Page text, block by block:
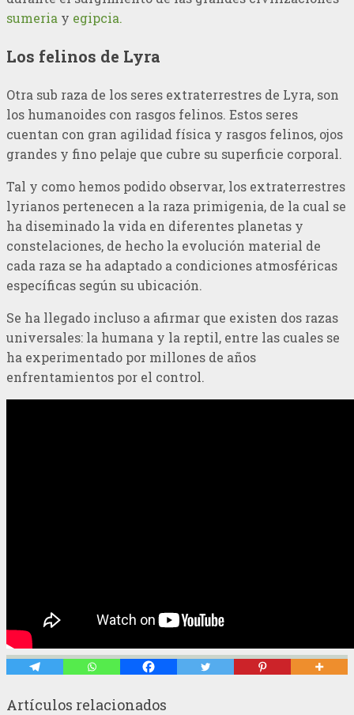
sumeria y egipcia.
Los felinos de Lyra
Otra sub raza de los seres extraterrestres de Lyra, son
los humanoides con rasgos felinos. Estos seres
cuentan con gran agilidad física y rasgos felinos, ojos
grandes y fino pelaje que cubre su superficie corporal.
Tal y como hemos podido observar, los extraterrestres
lyrianos pertenecen a la raza primigenia, de la cual se
ha diseminado la vida en diferentes planetas y
constelaciones, de hecho la evolución material de
cada raza se ha adaptado a condiciones atmosféricas
específicas según su ubicación.
Se ha llegado incluso a afirmar que existen dos razas
universales: la humana y la reptil, entre las cuales se
ha experimentado por millones de años
enfrentamientos por el control.
Artículos relacionados